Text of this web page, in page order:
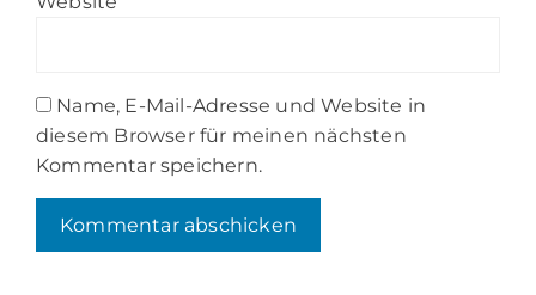
Name, E-Mail-Adresse und Website in
diesem Browser für meinen nächsten
Kommentar speichern.